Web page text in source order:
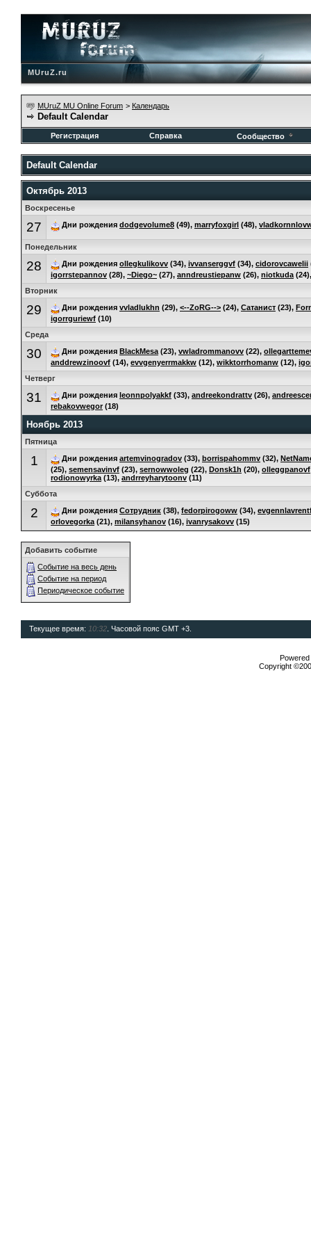
MUruZ.ru
MUruZ MU Online Forum > Календарь
Default Calendar
Регистрация Справка Сообщество
Default Calendar
Октябрь 2013
Воскресенье
27 Дни рождения dodgevolume8 (49), marryfoxgirl (48),
Понедельник
28 Дни рождения ollegkulikovv (34), ivvanserggvf (34), cidorovcawelii
igorrstepannov (28), ~Diego~ (27), anndreustiepanw (26), niotkuda
Вторник
29 Дни рождения vvladlukhn (29), <--ZoRG--> (24), Сатанист (23),
igorrguriewf (10)
Среда
30 Дни рождения BlackMesa(23), vwladrommanovv (22),
anddrewzinoovf (14), evvgenyerrmakkw (12), wikktorrhomanw (12),
Четверг
31 Дни рождения leonnpolyakkf (33), andreekondrattv (26),
rebakovwegor(18)
Ноябрь 2013
Пятница
1 Дни рождения artemvinogradov (33), borrispahommv (32),
(25), semensavinvf (23), sernowwoleg (22), Donsk1h (20), olleggpanovf
rodionowyrka (13), andrreyharytoonv (11)
Суббота
2 Дни рождения Сотрудник (38), fedorpirogoww (34),
orlovegorka (21), milansyhanov (16), ivanrysakovv (15)
Добавить событие
Событие на весь день
Событие на период
Периодическое событие
Текущее время: 10:32 . Часовой пояс GMT +3.
Copyright